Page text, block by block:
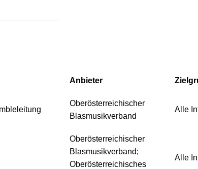
Anbieter
Oberösterreichischer
Blasmusikverband
Alle
Oberösterreichischer
Blasmusikverband;
Oberösterreichisches
Alle